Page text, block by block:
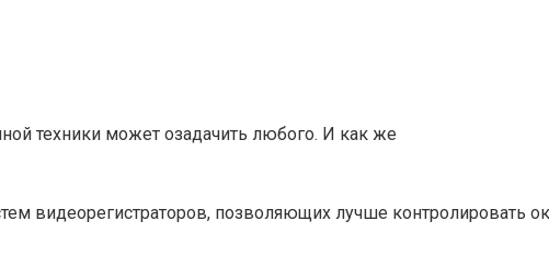
техники может озадачить любого. И как же
видеорегистраторов, позволяющих лучше